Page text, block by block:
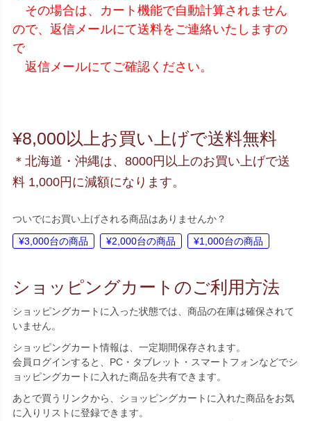
その場合は、カート機能で自動計算されません
ので、返信メールにて送料をご連絡いたしますの
で
返信メールにてご確認ください。
¥8,000以上お買い上げで送料無料
＊北海道・沖縄は、8000円以上のお買い上げで送
料 1,000円に減額になります。
ついでにお買い上げされる商品はありませんか？
¥3,000台の商品
¥2,000台の商品 ¥1,000台の商品
ショッピングカートのご利用方法
ショッピングカートに入った状態では、商品の在庫は確保されて
いません。
ショッピングカート情報は、一定期間保存されます。
会員ログインすると、PC・タブレット・スマートフォンなどでシ
ョッピングカートに入れた商品を共有できます。
あとで買うリンクから、ショッピングカートに入れた商品をお気
に入りリストに登録できます。